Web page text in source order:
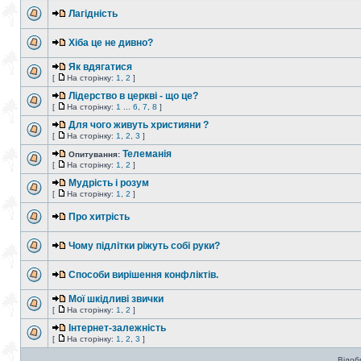
Лагідність
Хіба це не дивно?
Як вдягатися
[ На сторінку: 1 2 ]
Лідерство в церкві - що це?
[ На сторінку: 1 6 7 8 ]
Для чого живуть християни ?
[ На сторінку: 1 2 3 ]
Опитування: Телеманія
[ На сторінку: 1 2 ]
Мудрість і розум
[ На сторінку: 1 2 ]
Про хитрість
Чому підлітки ріжуть собі руки?
Способи вирішення конфліктів.
Мої шкідливі звички
[ На сторінку: 1 2 ]
Інтернет-залежність
[ На сторінку: 1 2 3 ]